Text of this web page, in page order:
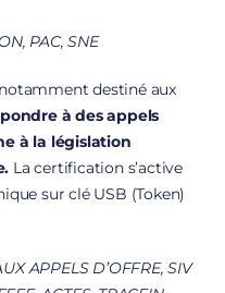
PAC, SNE
destiné aux
à des appels
à la législation
La certification s’active
sur clé USB (Token)
APPELS D’OFFRE, SIV